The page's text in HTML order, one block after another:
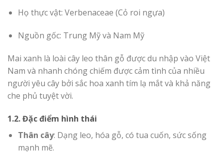
Họ thực vật: Verbenaceae (Cỏ roi ngựa)
Nguồn gốc: Trung Mỹ và Nam Mỹ
Mai xanh là loài cây leo thân gỗ được du nhập vào Việt
Nam và nhanh chóng chiếm được cảm tình của nhiều
người yêu cây bởi sắc hoa xanh tím lạ mắt và khả năng
che phủ tuyệt vời.
1.2. Đặc điểm hình thái
Thân cây: Dạng leo, hóa gỗ, có tua cuốn, sức sống
mạnh mẽ.